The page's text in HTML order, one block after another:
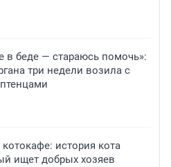
в беде — стараюсь помочь»:
три недели возила с
история кота
ищет добрых хозяев